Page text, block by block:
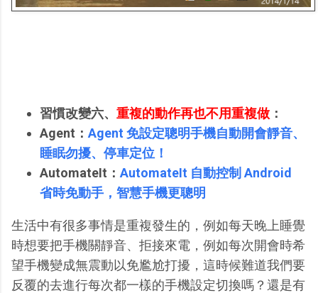
習慣改變六、 重複的動作再也不用重複做 ：
Agent： Agent 免設定聰明手機自動開會靜音、
睡眠勿擾、停車定位！
AutomateIt： AutomateIt 自動控制 Android
省時免動手，智慧手機更聰明
生活中有很多事情是重複發生的，例如每天晚上睡覺
時想要把手機關靜音、拒接來電，例如每次開會時希
望手機變成無震動以免尷尬打擾，這時候難道我們要
反覆的去進行每次都一樣的手機設定切換嗎？還是有